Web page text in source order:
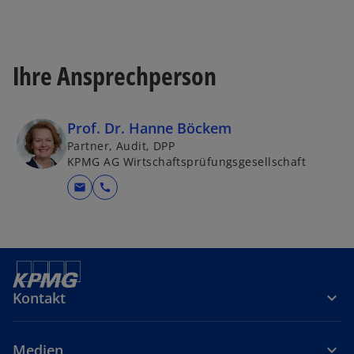
Ihre Ansprechperson
Prof. Dr. Hanne Böckem
Partner, Audit, DPP
KPMG AG Wirtschaftsprüfungsgesellschaft
mail call
Kontakt
Medien